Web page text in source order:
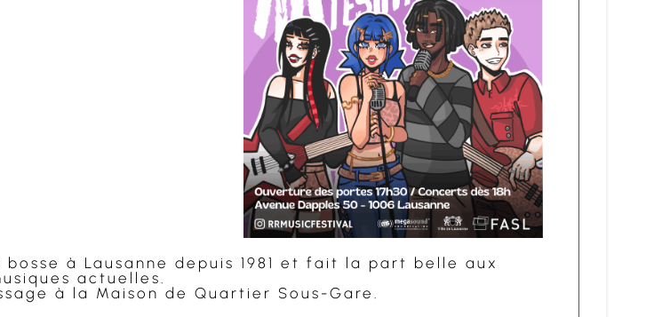
Office 365 Outlook Live
bosse à Lausanne depuis 1981 et fait la part belle aux
actuelles.
à la Maison de Quartier Sous-Gare.